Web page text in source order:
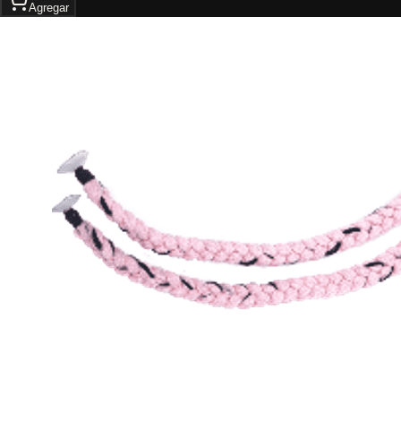
Agregar